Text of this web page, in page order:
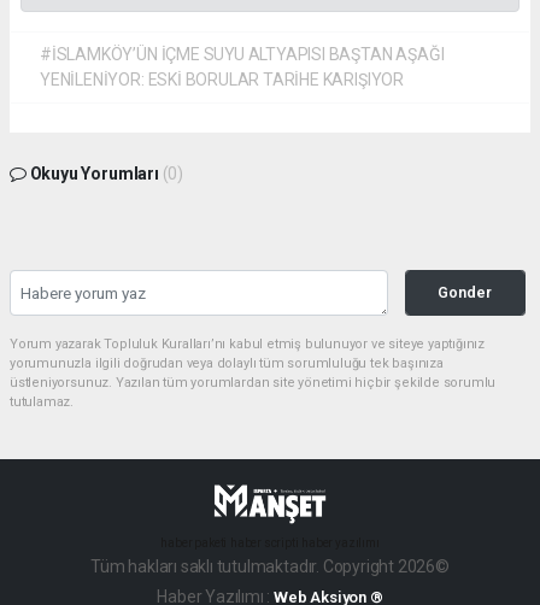
#İSLAMKÖY’ÜN İÇME SUYU ALTYAPISI BAŞTAN AŞAĞI
YENİLENİYOR: ESKİ BORULAR TARİHE KARIŞIYOR ​
Okuyu Yorumları (0)
Gonder
Yorum yazarak Topluluk Kuralları’nı kabul etmiş bulunuyor ve siteye yaptığınız
yorumunuzla ilgili doğrudan veya dolaylı tüm sorumluluğu tek başınıza
üstleniyorsunuz. Yazılan tüm yorumlardan site yönetimi hiçbir şekilde sorumlu
tutulamaz.
Tüm hakları saklı tutulmaktadır. Copyright 2026©
Haber Yazılımı :Web Aksiyon ®